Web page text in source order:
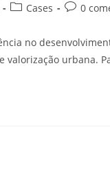
Cases 0
no
urbana.